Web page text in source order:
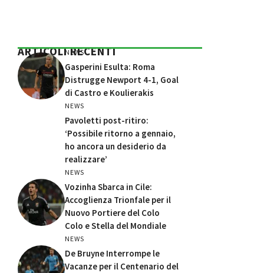
ARTICOLI RECENTI
NEWS
Gasperini Esulta: Roma
Distrugge Newport 4-1, Goal
di Castro e Koulierakis
NEWS
Pavoletti post-ritiro:
‘Possibile ritorno a gennaio,
ho ancora un desiderio da
realizzare’
NEWS
Vozinha Sbarca in Cile:
Accoglienza Trionfale per il
Nuovo Portiere del Colo
Colo e Stella del Mondiale
NEWS
De Bruyne Interrompe le
Vacanze per il Centenario del